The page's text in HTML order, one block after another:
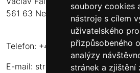
soubory cookies
nástroje s cílem
uživatelského
přizpůsobeného
analýzy
stránek a zjištění
561 63 Nekoř 251
Telefon: +420 732 173 483
E-mail: stromkynekor@seznam.cz